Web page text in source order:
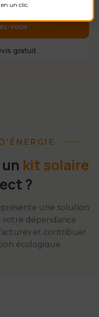
vous
gratuit
kit solaire
?
une solution
dépendance
et contribuer
écologique.
un clic.